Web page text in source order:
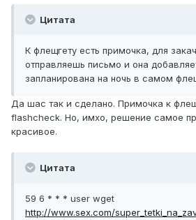
Цитата
К флещгету есть примочка, для
отправляешь письмо и она
запланирована на ночь в самом
Да шас так и сделано. Примочка к
flashcheck. Но, имхо, решение самое
красивое.
Цитата
59 6 * * * user wget
http://www.sex.com/